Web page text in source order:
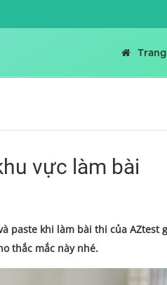
vực làm bài
paste khi làm bài thi của
thắc mắc này nhé.